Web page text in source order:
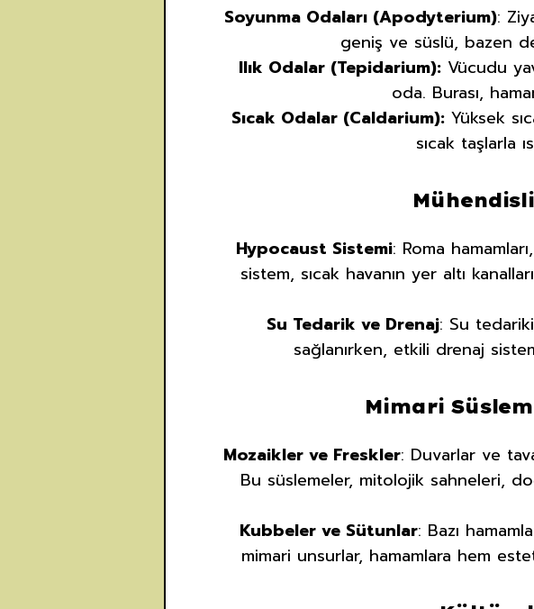
Soyunma Odaları (Apodyterium):
geniş ve süslü, bazen
Ilık Odalar (Tepidarium): Vücudu
oda. Burası,
Sıcak Odalar (Caldarium):Yüksek
sıcak taşlarla
Hypocaust Sistemi: Roma
sistem, sıcak havanın yer altı
Su Tedarik ve Drenaj: Su
sağlanırken, etkili drenaj
Mimari
Mozaikler ve Freskler: Duvarlar ve
Bu süslemeler, mitolojik sahneleri,
Kubbeler ve Sütunlar: Bazı
mimari unsurlar, hamamlara hem